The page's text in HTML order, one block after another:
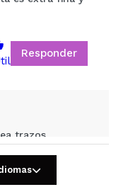
Si No
Responder
trazos